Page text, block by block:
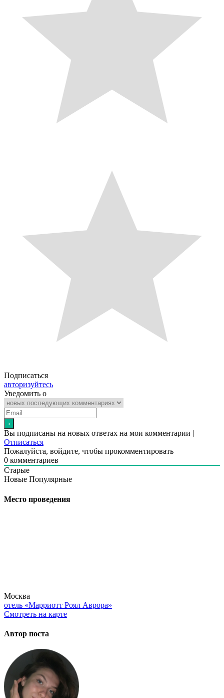
Подписаться
авторизуйтесь
Уведомить о
Вы подписаны на новых ответах на мои комментарии |
Отписаться
Пожалуйста, войдите, чтобы прокомментировать
0 комментариев
Старые
Новые Популярные
Место проведения
Москва
отель «Марриотт Роял Аврора»
Смотреть на карте
Автор поста